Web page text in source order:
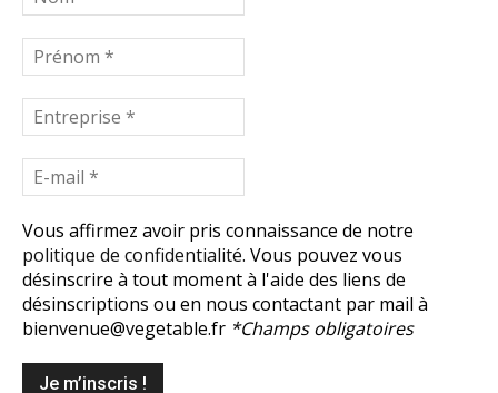
Vous affirmez avoir pris connaissance de notre
politique de confidentialité. Vous pouvez vous
désinscrire à tout moment à l'aide des liens de
désinscriptions ou en nous contactant par mail à
bienvenue@vegetable.fr *Champs obligatoires